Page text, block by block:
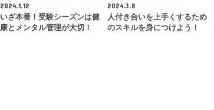
2024.1.12
いざ本番！受験シーズンは健
康とメンタル管理が大切！
2024.3.8
人付き合いを上手くするため
のスキルを身につけよう！